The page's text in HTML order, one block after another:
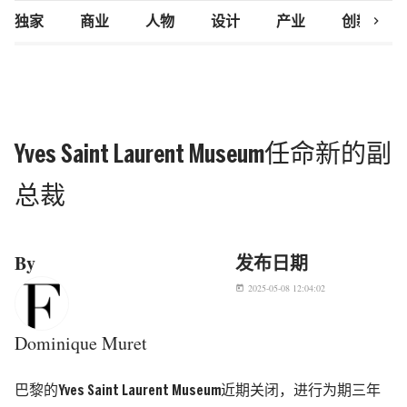
独家 商业 人物 设计 产业 创新研究
chevron_right
Yves Saint Laurent Museum任命新的副
总裁
By
Dominique Muret
发布日期
today 2025-05-08 12:04:02
巴黎的Yves Saint Laurent Museum近期关闭，进行为期三年